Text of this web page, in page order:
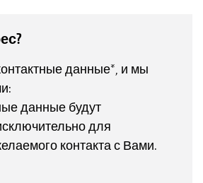
данные*, и мы
данные будут
для
контакта с Вами.